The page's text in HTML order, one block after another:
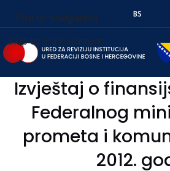
Skip to navigation
Skip to main content
BS
Izvještaj o
Federalnog
prometa i
2012.